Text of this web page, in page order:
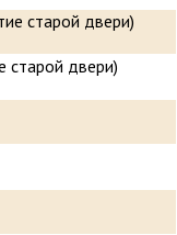
старой двери)
старой двери)